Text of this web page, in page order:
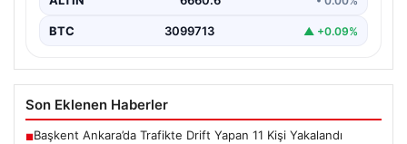
BTC 3099713 ▲ +0.09%
Son Eklenen Haberler
■Başkent Ankara’da Trafikte Drift Yapan 11 Kişi Yakalandı